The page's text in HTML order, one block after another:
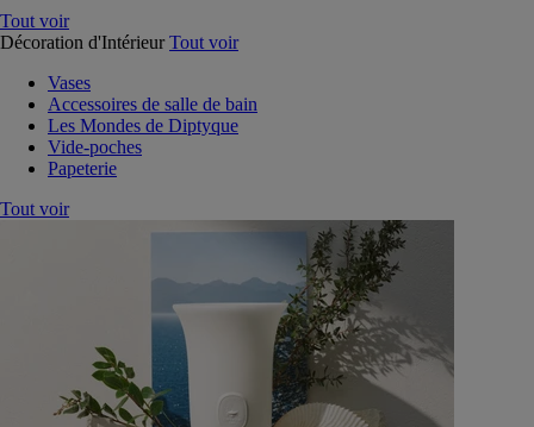
Tout voir
Décoration d'Intérieur Tout voir
Vases
Accessoires de salle de bain
Les Mondes de Diptyque
Vide-poches
Papeterie
Tout voir